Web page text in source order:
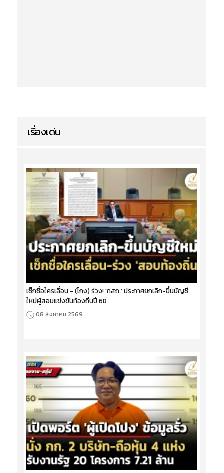
เรื่องเด่น
เช็กชื่อใครเลื่อน - (โกง) ร่วง! 'กสถ.' ประกาศยกเลิก-ขึ้นบัญชี
ใหม่ผู้สอบแข่งขันท้องถิ่นปี 68
08 สิงหาคม 2569